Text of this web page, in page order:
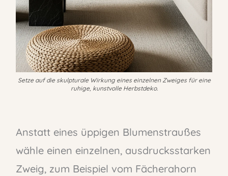
Setze auf die skulpturale Wirkung eines einzelnen Zweiges für eine
ruhige, kunstvolle Herbstdeko.
Anstatt eines üppigen Blumenstraußes
wähle einen einzelnen, ausdrucksstarken
Zweig, zum Beispiel vom Fächerahorn